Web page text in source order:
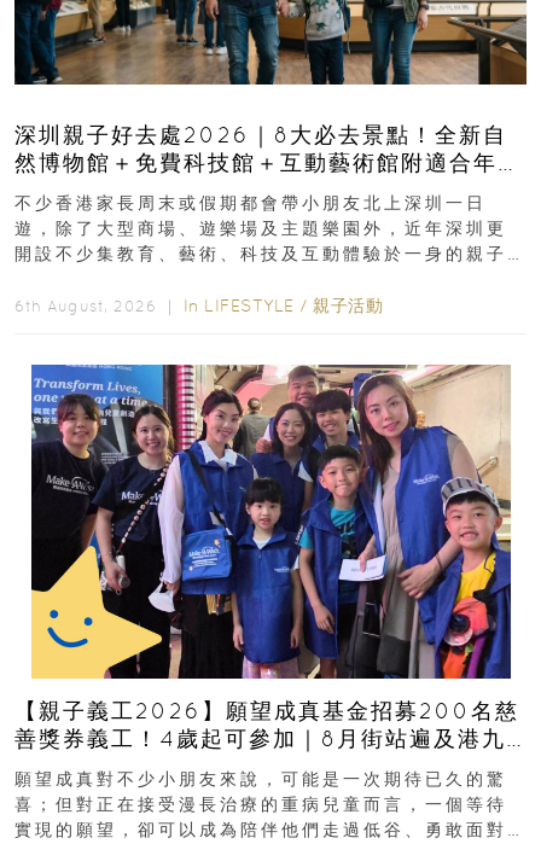
深圳親子好去處2026｜8大必去景點！全新自
然博物館＋免費科技館＋互動藝術館附適合年
齡、交通、門票、開放時間
不少香港家長周末或假期都會帶小朋友北上深圳一日
遊，除了大型商場、遊樂場及主題樂園外，近年深圳更
開設不少集教育、藝術、科技及互動體驗於一身的親子
6th August, 2026 ｜ In LIFESTYLE / 親子活動
【親子義工2026】願望成真基金招募200名慈
善獎券義工！4歲起可參加｜8月街站遍及港九
新界
願望成真對不少小朋友來說，可能是一次期待已久的驚
喜；但對正在接受漫長治療的重病兒童而言，一個等待
實現的願望，卻可以成為陪伴他們走過低谷、勇敢面對